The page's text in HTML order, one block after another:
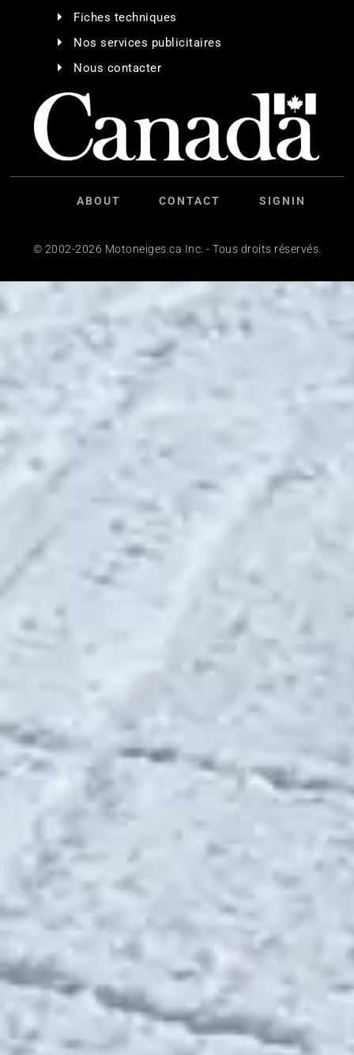
Fiches techniques
Nos services publicitaires
Nous contacter
ABOUT CONTACT SIGNIN
© 2002-2026 Motoneiges.ca Inc. - Tous droits réservés.